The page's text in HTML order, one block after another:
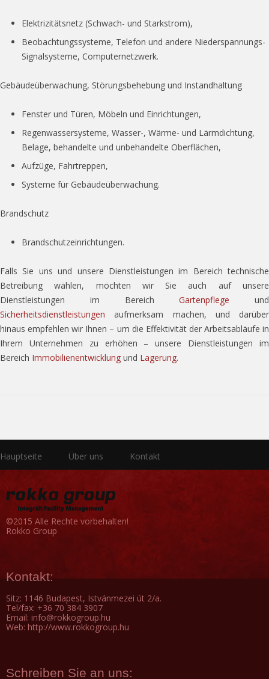
Elektrizitätsnetz (Schwach- und Starkstrom),
Beobachtungssysteme, Telefon und andere Niederspannungs-
Signalsysteme, Computernetzwerk.
Gebäudeüberwachung, Störungsbehebung und Instandhaltung
Fenster und Türen, Möbeln und Einrichtungen,
Regenwassersysteme, Wasser-, Wärme- und Lärmdichtung,
Belage, behandelte und unbehandelte Oberflächen,
Aufzüge, Fahrtreppen,
Systeme für Gebäudeüberwachung.
Brandschutz
Brandschutzeinrichtungen.
Falls Sie uns und unsere Dienstleistungen im Bereich technische
Betreibung wählen, möchten wir Sie auch auf unsere
Dienstleistungen im BereichGartenpflege und
Sicherheitsdienstleistungen aufmerksam machen, und darüber
hinaus empfehlen wir Ihnen – um die Effektivität der Arbeitsabläufe in
Ihrem Unternehmen zu erhöhen – unsere Dienstleistungen im
Bereich Immobilienentwicklung und Lagerung.
Hauptseite Über uns Kontakt
©2015 Alle Rechte vorbehalten!
Rokko Group
Kontakt:
Sitz: 1146 Budapest, Istvánmezei út 2/a.
Tel/fax: +36 70 384 3907
Email: info@rokkogroup.hu
Web: http://www.rokkogroup.hu
Schreiben Sie an uns: